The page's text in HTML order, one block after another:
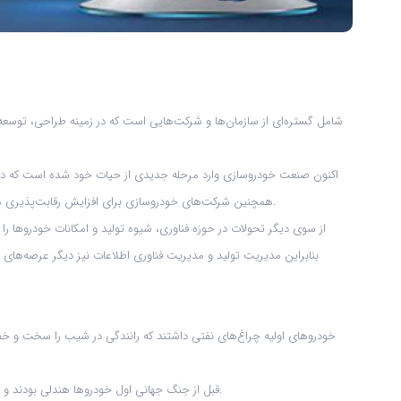
اکنون صنعت خودروسازی وارد مرحله جدیدی از حیات خود شده است که
همچنین شرکت‌های خودروسازی برای افزایش رقابت‌پذیری مداوم در حال ادغام هستند یا به مهندسی مجدد فرایندها و ساختار خود می‌پردازند. از این منظر مدیریت بازاریابی و رقابت‌پذیری نقش مهمی در این صنعت ایفا می‌کند.
از سوی دیگر تحولات در حوزه فناوری، شیوه تولید و امکانات
بنابراین مدیریت تولید و مدیریت فناوری اطلاعات نیز دیگر
قبل از جنگ جهانی اول خودروها هندلی بودند و آنها را با هندل روشن می‌کردند. بعد از جنگ جهانی اول خودروها تقریباً شکل امروزی را به خود گرفتند که خودروهای متنوع فرانسوی با موتورهای دایلمر تولید می‌شدند.